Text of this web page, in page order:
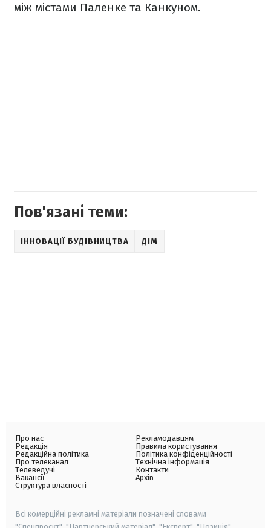
між містами Паленке та Канкуном.
Пов'язані теми:
ІННОВАЦІЇ БУДІВНИЦТВА ДІМ
Про нас
Редакція
Редакційна політика
Про телеканал
Телеведучі
Вакансії
Структура власності
Рекламодавцям
Правила користування
Політика конфіденційності
Технічна інформація
Контакти
Архів
Всі комерційні рекламні матеріали позначені словами